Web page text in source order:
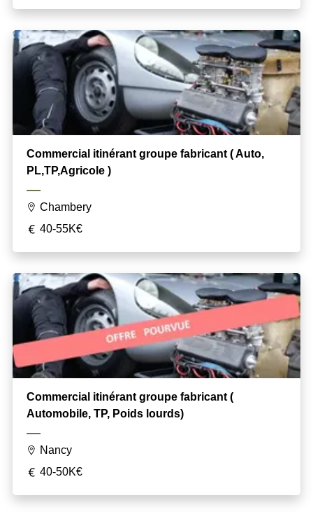
Commercial itinérant groupe fabricant ( Auto,
PL,TP,Agricole )
Chambery
40-55K€
Commercial itinérant groupe fabricant (
Automobile, TP, Poids lourds)
Nancy
40-50K€